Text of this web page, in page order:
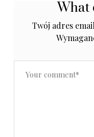
What
Twój adres